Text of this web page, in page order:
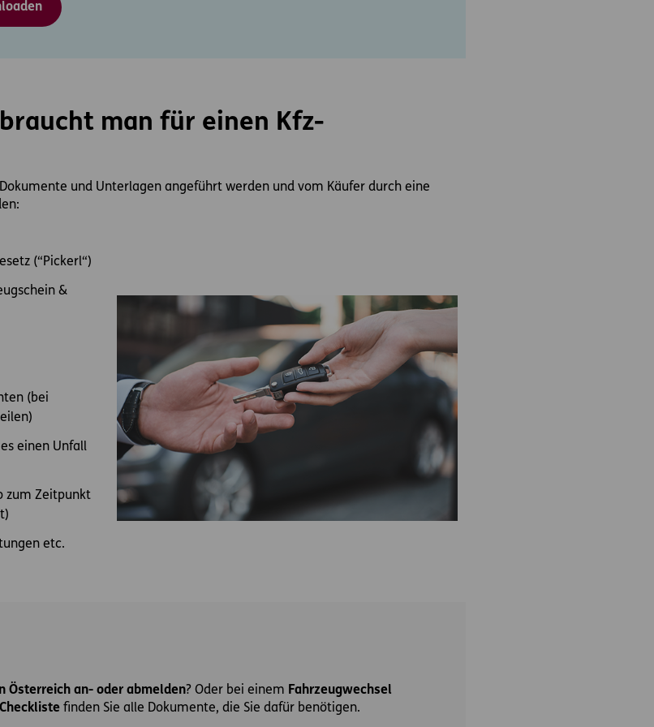
man für einen Kfz-
und Unterlagen angeführt werden und vom Käufer durch eine
(“Pickerl“)
&
(bei
einen Unfall
zum Zeitpunkt
etc.
Österreich an- oder abmelden? Oder bei einem Fahrzeugwechsel
finden Sie alle Dokumente, die Sie dafür benötigen.